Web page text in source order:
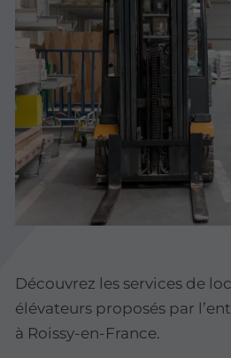
Découvrez les services de
élévateurs proposés par
à Roissy-en-France.